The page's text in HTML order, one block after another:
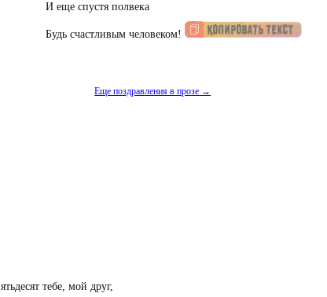
И еще спустя полвека
Будь счастливым человеком!
Еще поздравления в прозе →
ятьдесят тебе, мой друг,